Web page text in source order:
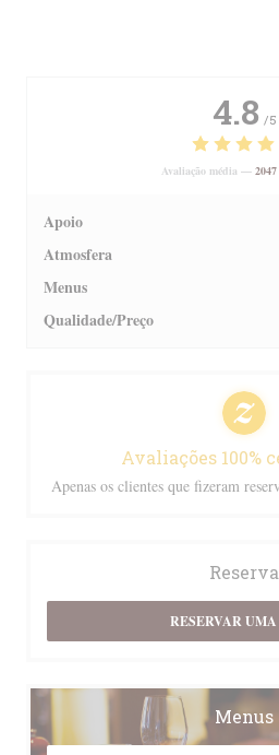
4.8 /5
Avaliação média —
Apoio
Atmosfera
Menus
Qualidade/Preço
Avaliações 100%
Apenas os clientes que fizeram
Reserva
RESERVAR
Menus